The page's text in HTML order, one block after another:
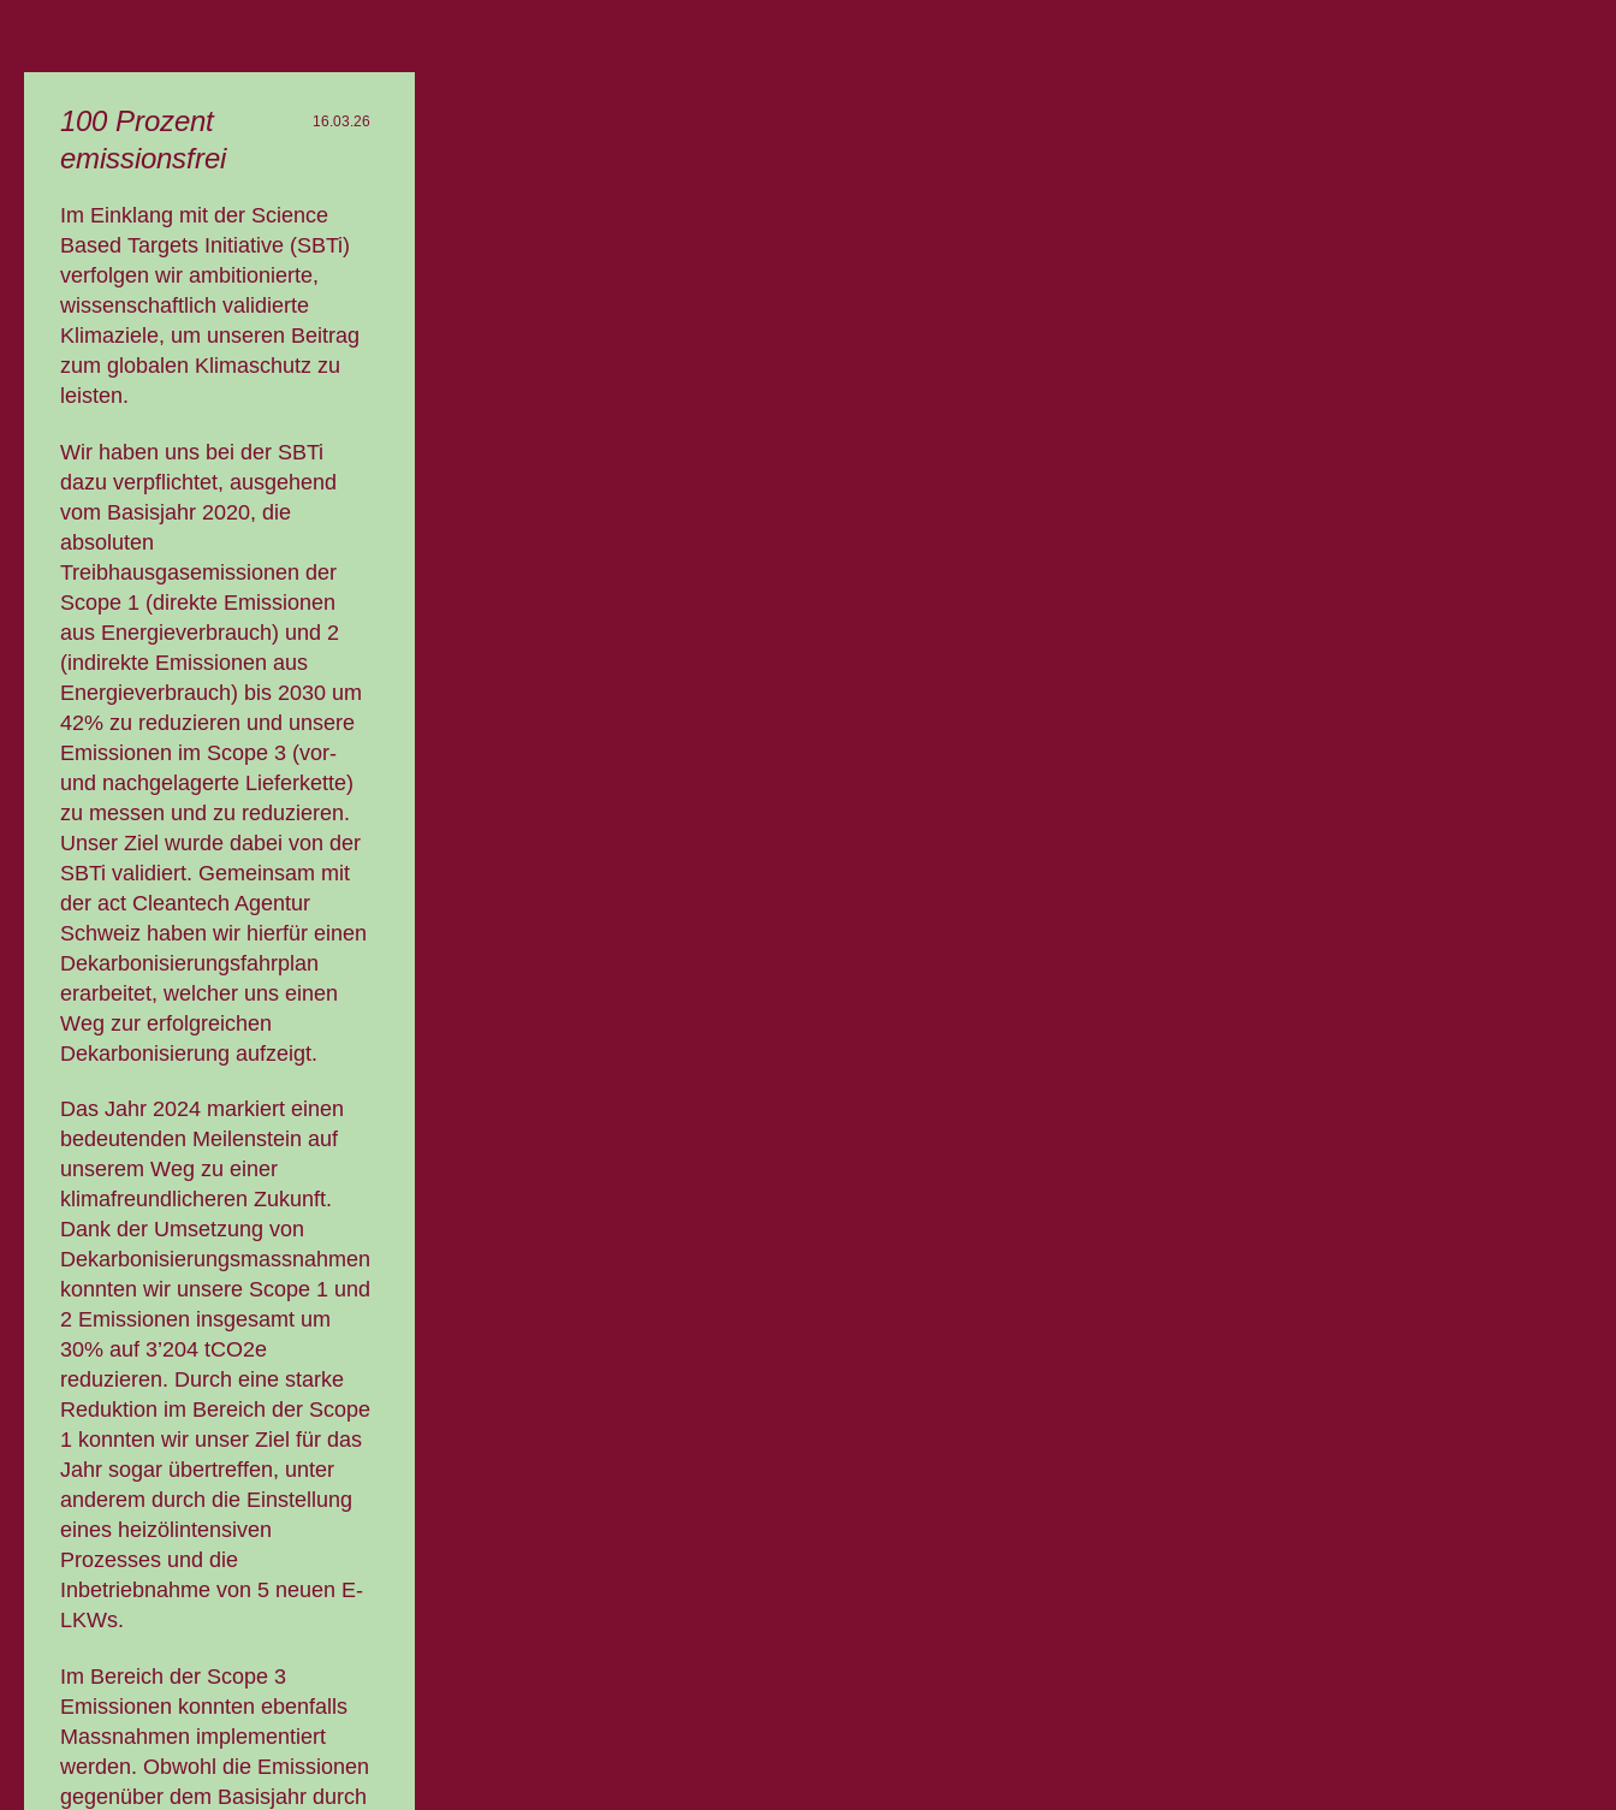
100 Prozent
emissionsfrei
16.03.26
Im Einklang mit der Science
Based Targets Initiative (SBTi)
verfolgen wir ambitionierte,
wissenschaftlich validierte
Klimaziele, um unseren Beitrag
zum globalen Klimaschutz zu
leisten.
Wir haben uns bei der SBTi
dazu verpflichtet, ausgehend
vom Basisjahr 2020, die
absoluten
Treibhausgasemissionen der
Scope 1 (direkte Emissionen
aus Energieverbrauch) und 2
(indirekte Emissionen aus
Energieverbrauch) bis 2030 um
42% zu reduzieren und unsere
Emissionen im Scope 3 (vor-
und nachgelagerte Lieferkette)
zu messen und zu reduzieren.
Unser Ziel wurde dabei von der
SBTi validiert. Gemeinsam mit
der act Cleantech Agentur
Schweiz haben wir hierfür einen
Dekarbonisierungsfahrplan
erarbeitet, welcher uns einen
Weg zur erfolgreichen
Dekarbonisierung aufzeigt.
Das Jahr 2024 markiert einen
bedeutenden Meilenstein auf
unserem Weg zu einer
klimafreundlicheren Zukunft.
Dank der Umsetzung von
Dekarbonisierungsmassnahmen
konnten wir unsere Scope 1 und
2 Emissionen insgesamt um
30% auf 3’204 tCO2e
reduzieren. Durch eine starke
Reduktion im Bereich der Scope
1 konnten wir unser Ziel für das
Jahr sogar übertreffen, unter
anderem durch die Einstellung
eines heizölintensiven
Prozesses und die
Inbetriebnahme von 5 neuen E-
LKWs.
Im Bereich der Scope 3
Emissionen konnten ebenfalls
Massnahmen implementiert
werden. Obwohl die Emissionen
gegenüber dem Basisjahr durch